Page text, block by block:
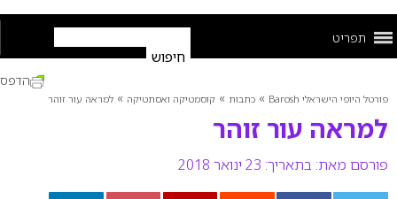
תפריט
פורטל היופי הישראלי Barosh » כתבות » קוסמטיקה ואסתטיקה » למראה עור זוהר
למראה עור זוהר
פורסם מאת: בתאריך: 23 ינואר 2018
הדפס